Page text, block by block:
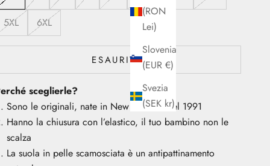
(RON
Lei)
Slovenia
(EUR €)
Svezia
(SEK kr)
5XL
6XL
ESAURITO
sceglierle?
Sono le originali, nate in New Zealand nel 1991
Hanno la chiusura con l’elastico, il tuo bambino non le
scalza
La suola in pelle scamosciata è un antipattinamento